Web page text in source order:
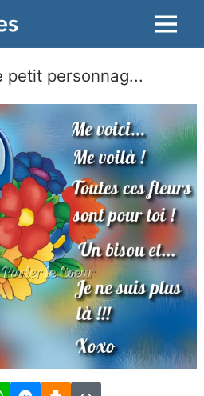
Menu
petit personnag...